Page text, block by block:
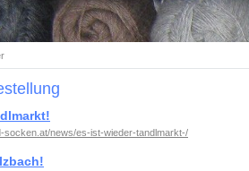
socken.at/news/es-ist-wieder-tandlmarkt-/